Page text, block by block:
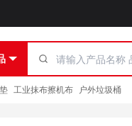
工业抹布擦机布 户外垃圾桶